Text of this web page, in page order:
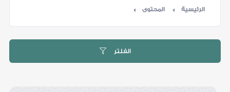
الرئيسية المحتوى
الفلتر